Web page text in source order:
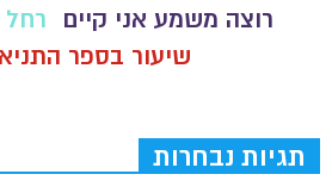
רוצה משמע אני קיים
רחל
שיעור בספר
תגיות נבחרות